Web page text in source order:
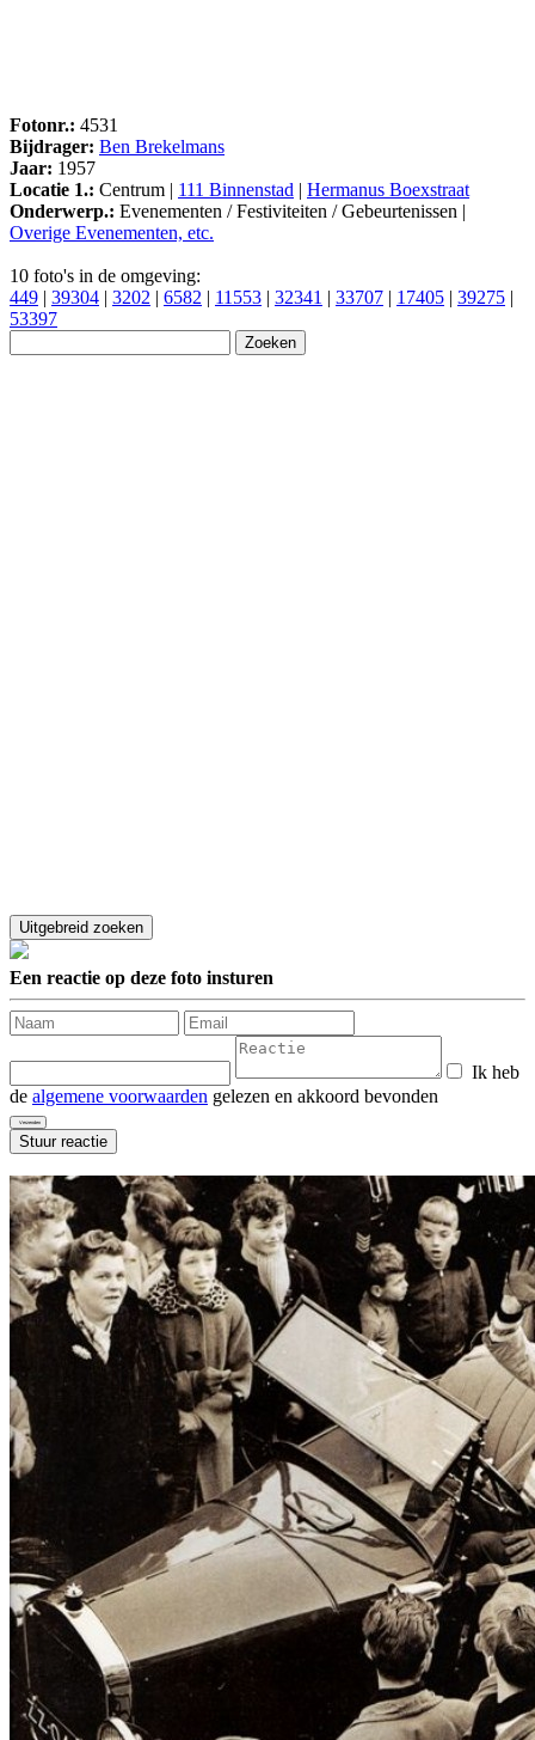
Fotonr.: 4531
Bijdrager: Ben Brekelmans
Jaar: 1957
Locatie 1.: Centrum | 111 Binnenstad | Hermanus Boexstraat
Onderwerp.: Evenementen / Festiviteiten / Gebeurtenissen |
Overige Evenementen, etc.
10 foto's in de omgeving:
449 | 39304 | 3202 | 6582 | 11553 | 32341 | 33707 | 17405 | 39275 |
53397
Een reactie op deze foto insturen
Ik heb
de algemene voorwaarden gelezen en akkoord bevonden